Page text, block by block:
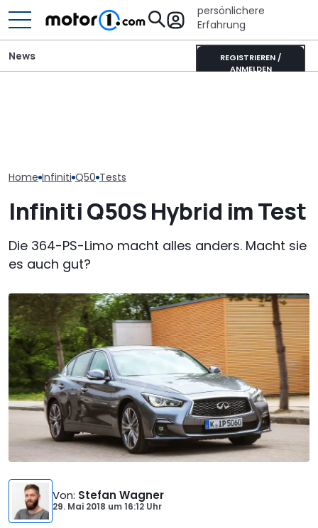
persönlichere
Erfahrung
REGISTRIEREN /
ANMELDEN
News
Home Infiniti Q50 Tests
Infiniti Q50S Hybrid im Test
Die 364-PS-Limo macht alles anders. Macht sie
es auch gut?
Von: Stefan Wagner
29. Mai 2018 um16:12 Uhr